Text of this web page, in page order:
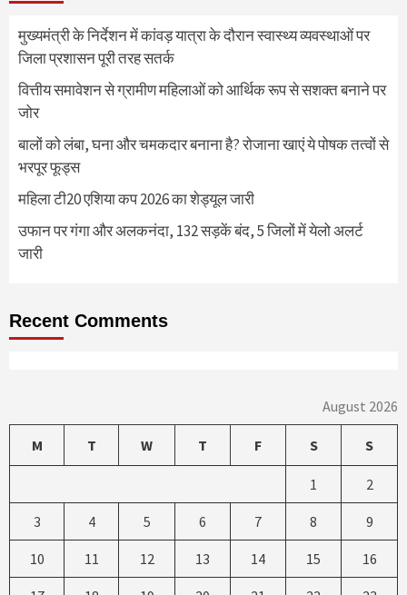
मुख्यमंत्री के निर्देशन में कांवड़ यात्रा के दौरान स्वास्थ्य व्यवस्थाओं पर
जिला प्रशासन पूरी तरह सतर्क
वित्तीय समावेशन से ग्रामीण महिलाओं को आर्थिक रूप से सशक्त बनाने पर
जोर
बालों को लंबा, घना और चमकदार बनाना है? रोजाना खाएं ये पोषक तत्वों से
भरपूर फूड्स
महिला टी20 एशिया कप 2026 का शेड्यूल जारी
उफान पर गंगा और अलकनंदा, 132 सड़कें बंद, 5 जिलों में येलो अलर्ट
जारी
Recent Comments
August 2026
M T W T F S S
1 2
3 4 5 6 7 8 9
10 11 12 13 14 15 16